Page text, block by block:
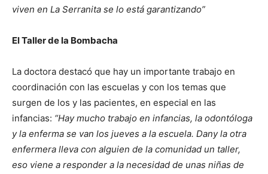
viven en La Serranita se lo está garantizando”
El Taller de la Bombacha
La doctora destacó que hay un importante trabajo en
coordinación con las escuelas y con los temas que
surgen de los y las pacientes, en especial en las
infancias: “Hay mucho trabajo en infancias, la odontóloga
y la enferma se van los jueves a la escuela. Dany la otra
enfermera lleva con alguien de la comunidad un taller,
eso viene a responder a la necesidad de unas niñas de